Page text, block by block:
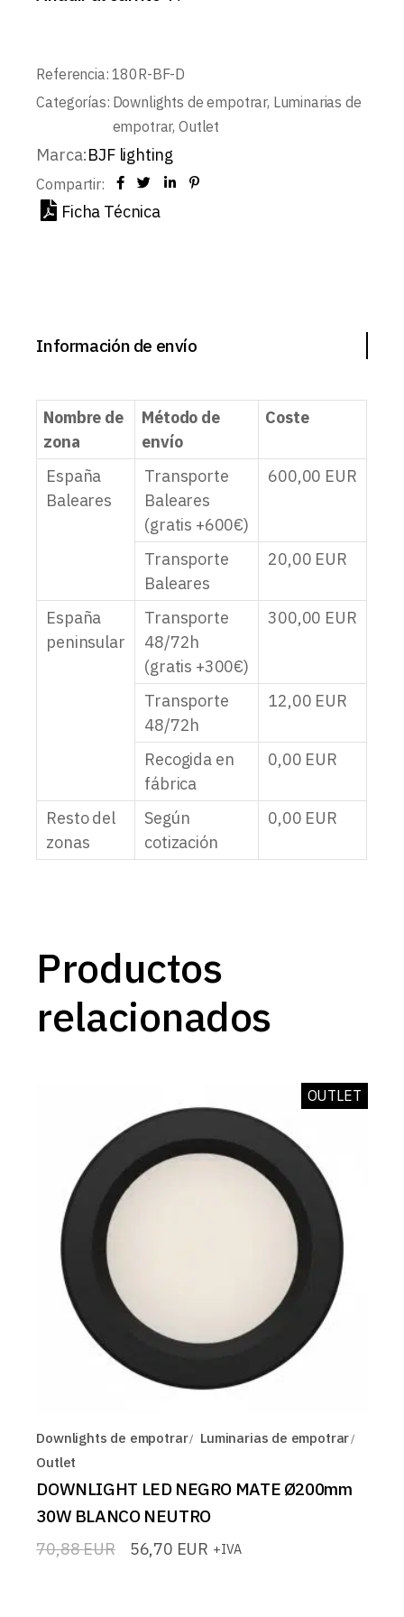
Referencia: 180R-BF-D
Categorías: Downlights de empotrar, Luminarias de
empotrar, Outlet
Marca:BJF lighting
Compartir:
Ficha Técnica
Información de envío
Nombre de
zona
Método de
envío
Coste
España
Baleares
Transporte
Baleares
(gratis +600€)
600,00 EUR
Transporte
Baleares
20,00 EUR
España
peninsular
Transporte
48/72h
(gratis +300€)
300,00 EUR
Transporte
48/72h
12,00 EUR
Recogida en
fábrica
0,00 EUR
Resto del
zonas
Según
cotización
0,00 EUR
Productos
relacionados
OUTLET
Downlights de empotrar
Luminarias de empotrar
Outlet
DOWNLIGHT LED NEGRO MATE Ø200mm
30W BLANCO NEUTRO
70,88EUR
El 56,70 EUR
El +IVA